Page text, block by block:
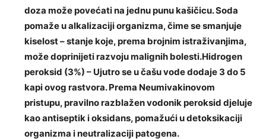
doza može povećati na jednu punu kašičicu. Soda
pomaže u alkalizaciji organizma, čime se smanjuje
kiselost – stanje koje, prema brojnim istraživanjima,
može doprinijeti razvoju malignih bolesti.Hidrogen
peroksid (3%) – Ujutro se u čašu vode dodaje 3 do 5
kapi ovog rastvora. Prema Neumivakinovom
pristupu, pravilno razblažen vodonik peroksid djeluje
kao antiseptik i oksidans, pomažući u detoksikaciji
organizma i neutralizaciji patogena.